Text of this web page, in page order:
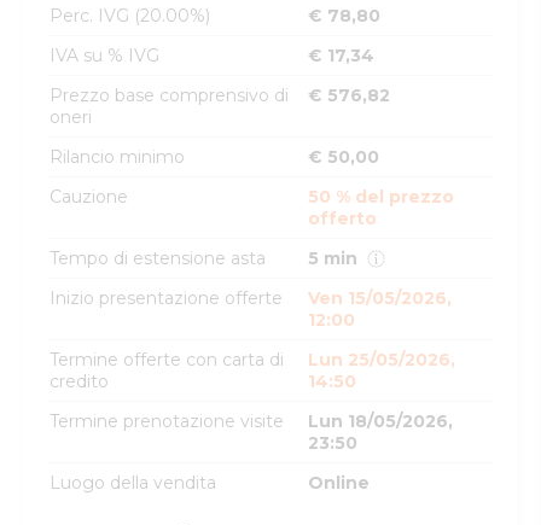
Perc. IVG (20.00%)
€ 78,80
IVA su % IVG
€ 17,34
Prezzo base comprensivo di
oneri
€ 576,82
Rilancio minimo
€ 50,00
Cauzione
50 % del prezzo
offerto
Tempo di estensione asta
5 min
Inizio presentazione offerte
Ven 15/05/2026,
12:00
Termine offerte con carta di
credito
Lun 25/05/2026,
14:50
Termine prenotazione visite
Lun 18/05/2026,
23:50
Luogo della vendita
Online